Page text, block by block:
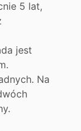
5 lat,
jest
Na